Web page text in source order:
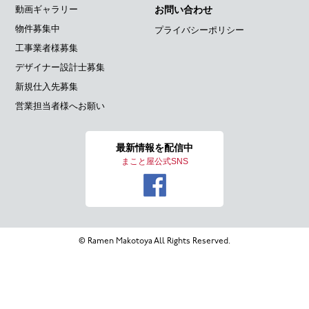
動画ギャラリー
物件募集中
工事業者様募集
デザイナー設計士募集
新規仕入先募集
営業担当者様へお願い
お問い合わせ
プライバシーポリシー
最新情報を配信中
まこと屋公式SNS
© Ramen Makotoya All Rights Reserved.